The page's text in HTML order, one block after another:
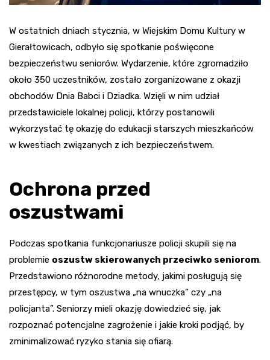
W ostatnich dniach stycznia, w Wiejskim Domu Kultury w
Gierałtowicach, odbyło się spotkanie poświęcone
bezpieczeństwu seniorów. Wydarzenie, które zgromadziło
około 350 uczestników, zostało zorganizowane z okazji
obchodów Dnia Babci i Dziadka. Wzięli w nim udział
przedstawiciele lokalnej policji, którzy postanowili
wykorzystać tę okazję do edukacji starszych mieszkańców
w kwestiach związanych z ich bezpieczeństwem.
Ochrona przed
oszustwami
Podczas spotkania funkcjonariusze policji skupili się na
problemie oszustw skierowanych przeciwko seniorom.
Przedstawiono różnorodne metody, jakimi posługują się
przestępcy, w tym oszustwa „na wnuczka” czy „na
policjanta”. Seniorzy mieli okazję dowiedzieć się, jak
rozpoznać potencjalne zagrożenie i jakie kroki podjąć, by
zminimalizować ryzyko stania się ofiarą.